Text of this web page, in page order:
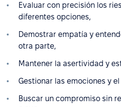
Evaluar con precisión los
diferentes opciones,
Demostrar empatía y
otra parte,
Mantener la asertividad y
Gestionar las emociones y
Buscar un compromiso sin